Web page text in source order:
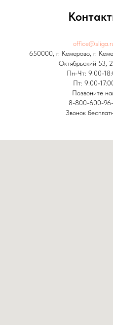
650000, г. Кемерово, г.
Октябрьский 53,
Пн-Чт: 9:00-
Пт: 9:00-
Позвоните
8-800-600-96-
Звонок